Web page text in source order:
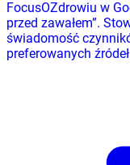
FocusOZdrowiu w
przed zawałem”.
świadomość
preferowanych